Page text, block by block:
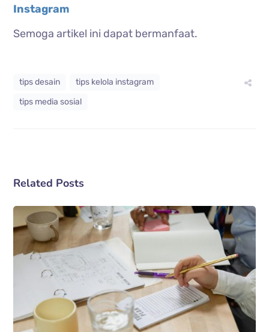
Instagram
Semoga artikel ini dapat bermanfaat.
tips desain
tips kelola instagram
tips media sosial
Related Posts